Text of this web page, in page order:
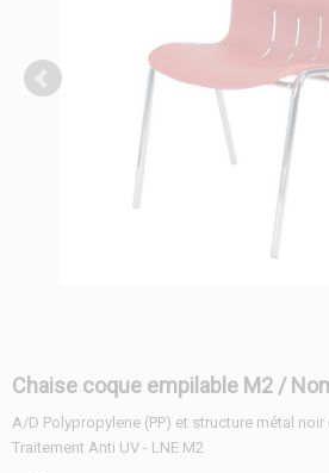
Chaise coque empilable M2 /
A/D Polypropylene (PP) et structure métal
Traitement Anti UV - LNE M2